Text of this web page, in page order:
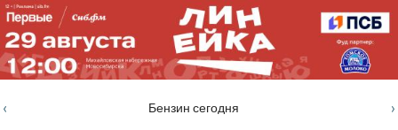
Бензин сегодня
‹ ›